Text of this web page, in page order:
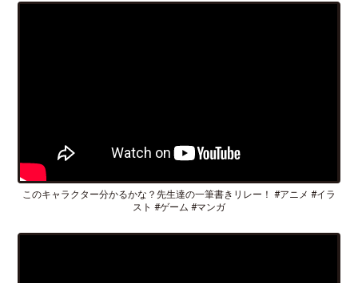
このキャラクター分かるかな？先生達の一筆書きリレー！ #アニメ #イラ
スト #ゲーム #マンガ